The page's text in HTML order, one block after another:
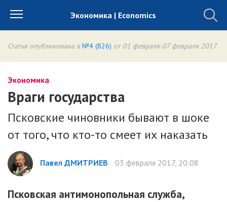
Экономика | Economics
Статья опубликована в №4 (826) от 01 февраля-07 февраля 2017
Экономика
Враги государства
Псковские чиновники бывают в шоке
от того, что кто-то смеет их наказать
Павел ДМИТРИЕВ 03 февраля 2017, 20:08
Псковская антимонопольная служба,